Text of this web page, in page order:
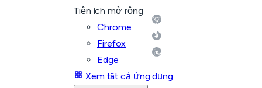
Tiện ích mở rộng
Chrome
Firefox
Edge
Xem tất cả ứng dụng